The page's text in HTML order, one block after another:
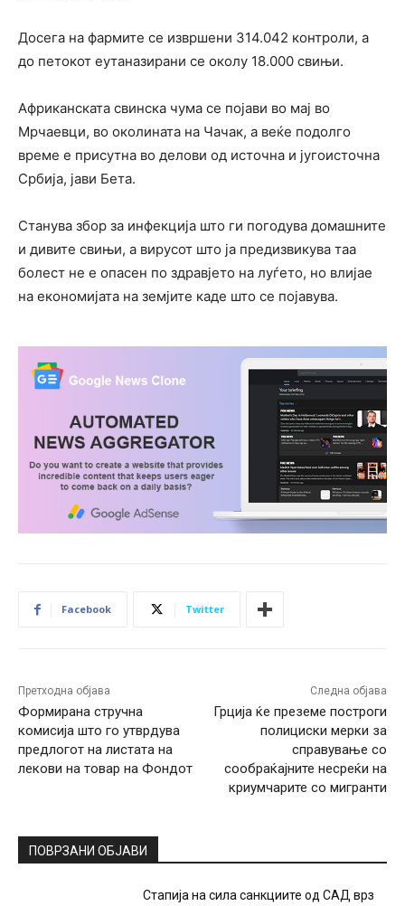
Досега на фармите се извршени 314.042 контроли, а
до петокот еутаназирани се околу 18.000 свињи.
Африканската свинска чума се појави во мај во
Мрчаевци, во околината на Чачак, а веќе подолго
време е присутна во делови од источна и југоисточна
Србија, јави Бета.
Станува збор за инфекција што ги погодува домашните
и дивите свињи, а вирусот што ја предизвикува таа
болест не е опасен по здравјето на луѓето, но влијае
на економијата на земјите каде што се појавува.
Facebook Twitter
Претходна објава
Формирана стручна
комисија што го утврдува
предлогот на листата на
лекови на товар на Фондот
Следна објава
Грција ќе преземе построги
полициски мерки за
справување со
сообраќајните несреќи на
криумчарите со мигранти
ПОВРЗАНИ ОБЈАВИ
Стапија на сила санкциите од САД врз